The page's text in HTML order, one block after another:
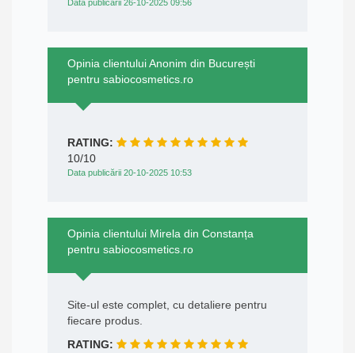
Data publicării 26-10-2025 09:56
Opinia clientului Anonim din București
pentru sabiocosmetics.ro
RATING:
10/10
Data publicării 20-10-2025 10:53
Opinia clientului Mirela din Constanța
pentru sabiocosmetics.ro
Site-ul este complet, cu detaliere pentru
fiecare produs.
RATING: